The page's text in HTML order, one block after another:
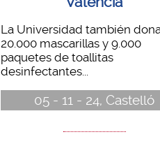
La Universidad también
20.000 mascarillas y 9.000
paquetes de toallitas
desinfectantes...
05 - 11 - 24, Castelló